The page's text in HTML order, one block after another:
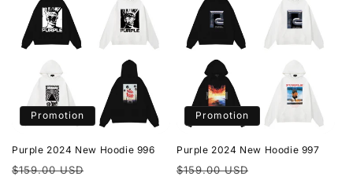
Promotion
Purple 2024 New Hoodie 996
Prix
$159.00 USD
Promotion
Purple 2024 New Hoodie 997
Prix
$159.00 USD